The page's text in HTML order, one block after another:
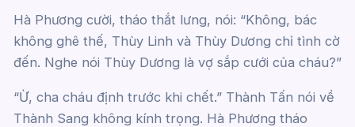
Hà Phương cười, tháo thắt lưng, nói: “Không, bác
không ghê thế, Thùy Linh và Thùy Dương chỉ tình cờ
đến. Nghe nói Thùy Dương là vợ sắp cưới của cháu?”
“Ừ, cha cháu định trước khi chết.” Thành Tấn nói về
Thành Sang không kính trọng. Hà Phương tháo